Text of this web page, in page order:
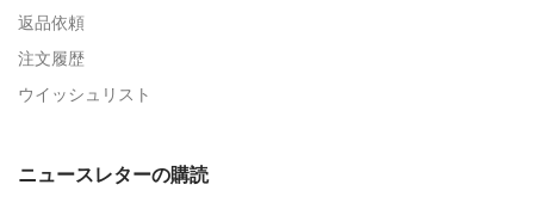
返品依頼
注文履歴
ウイッシュリスト
ニュースレターの購読